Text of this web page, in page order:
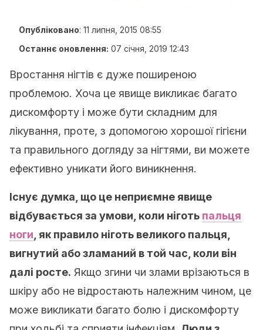
Опубліковано: 11 липня, 2015 08:55
Останнє оновлення: 07 січня, 2019 12:43
Вростання нігтів є дуже поширеною
проблемою. Хоча це явище викликає багато
дискомфорту і може бути складним для
лікування, проте, з допомогою хорошої гігієни
та правильного догляду за нігтями, ви можете
ефективно уникати його виникнення.
Існує думка, що це неприємне явище
відбувається за умови, коли ніготь пальця
ноги , як правило ніготь великого пальця,
вигнутий або зламаний в той час, коли він
далі росте. Якщо згини чи злами врізаються в
шкіру або не відростають належним чином, це
може викликати багато болю і дискомфорту